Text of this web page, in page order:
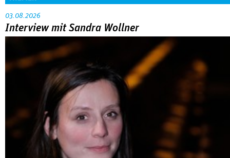
03.08.2026
Interview mit Sandra Wollner